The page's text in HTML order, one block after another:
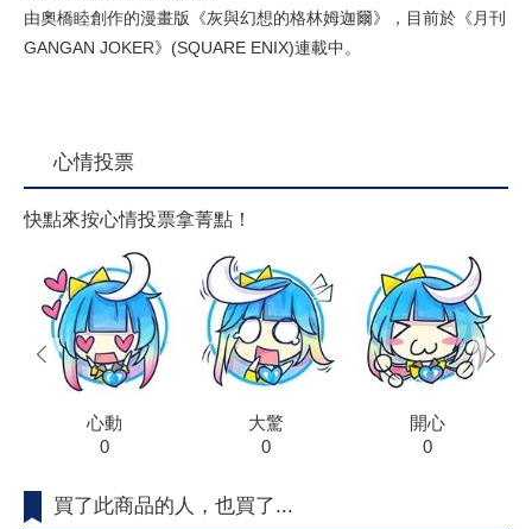
由奧橋睦創作的漫畫版《灰與幻想的格林姆迦爾》，目前於《月刊
GANGAN JOKER》(SQUARE ENIX)連載中。
心情投票
快點來按心情投票拿菁點！
心動
0
大驚
0
開心
0
prev next
買了此商品的人，也買了...